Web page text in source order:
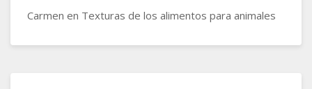
Carmen en Texturas de los alimentos para animales